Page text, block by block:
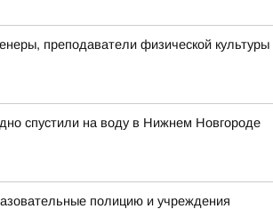
преподаватели физической
спустили на воду в Нижнем Новгороде
полицию и учреждения